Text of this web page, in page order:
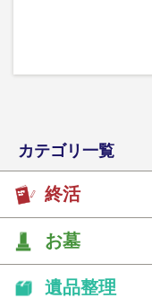
カテゴリ一覧
終活
お墓
遺品整理